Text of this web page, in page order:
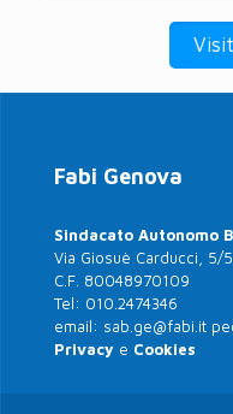
Fabi Genova
Sindacato Autonomo
Via Giosuè Carducci, 5/
C.F. 80048970109
Tel: 010.2474346
email: sab.ge@fabi.it
Privacy e Cookies